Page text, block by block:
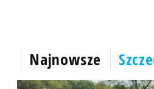
Najnowsze